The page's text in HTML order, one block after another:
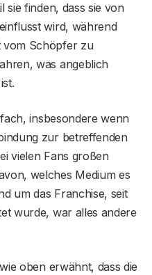
sie finden, dass sie von
wird, während
vom Schöpfer zu
was angeblich
insbesondere wenn
zur betreffenden
vielen Fans großen
welches Medium es
um das Franchise, seit
wurde, war alles andere
oben erwähnt, dass die